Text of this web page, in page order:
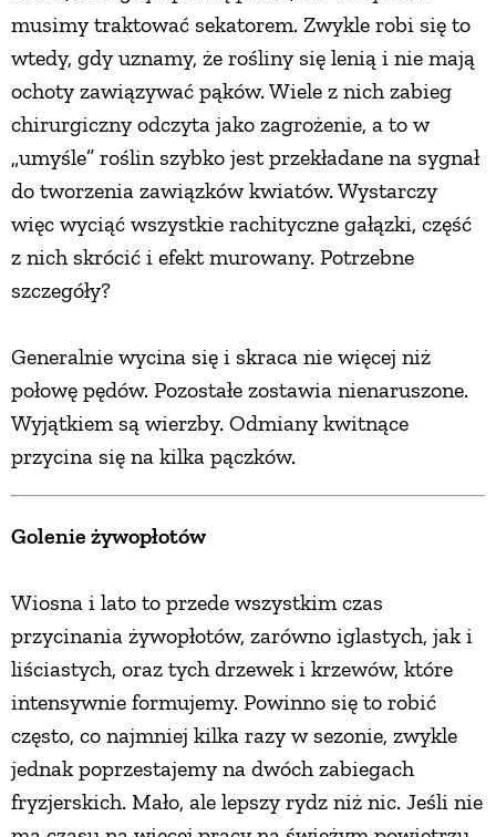
musimy traktować sekatorem. Zwykle robi się to
wtedy, gdy uznamy, że rośliny się lenią i nie mają
ochoty zawiązywać pąków. Wiele z nich zabieg
chirurgiczny odczyta jako zagrożenie, a to w
„umyśle” roślin szybko jest przekładane na sygnał
do tworzenia zawiązków kwiatów. Wystarczy
więc wyciąć wszystkie rachityczne gałązki, część
z nich skrócić i efekt murowany. Potrzebne
szczegóły?
Generalnie wycina się i skraca nie więcej niż
połowę pędów. Pozostałe zostawia nienaruszone.
Wyjątkiem są wierzby. Odmiany kwitnące
przycina się na kilka pączków.
Golenie żywopłotów
Wiosna i lato to przede wszystkim czas
przycinania żywopłotów, zarówno iglastych, jak i
liściastych, oraz tych drzewek i krzewów, które
intensywnie formujemy. Powinno się to robić
często, co najmniej kilka razy w sezonie, zwykle
jednak poprzestajemy na dwóch zabiegach
fryzjerskich. Mało, ale lepszy rydz niż nic. Jeśli nie